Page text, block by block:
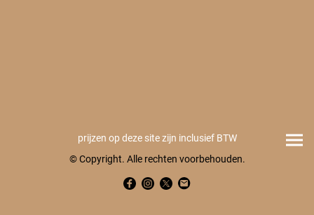
prijzen op deze site zijn inclusief BTW
© Copyright. Alle rechten voorbehouden.